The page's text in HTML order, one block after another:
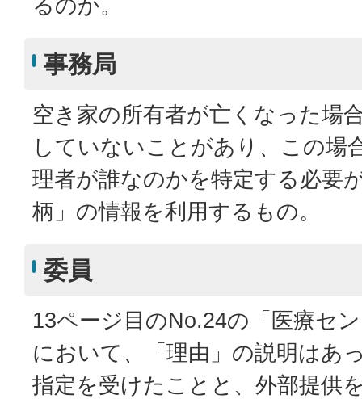
るのか。
事務局
空き家の所有者が亡くなった場
していないことがあり、この場
理者が誰なのかを特定する必要
柄」の情報を利用するもの。
委員
13ページ目のNo.24の「医療セ
において、「理由」の説明はあ
指定を受けたことと、外部提供